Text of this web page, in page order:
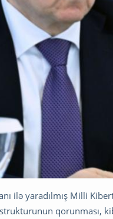
ilə yaradılmış Milli
qorunması,